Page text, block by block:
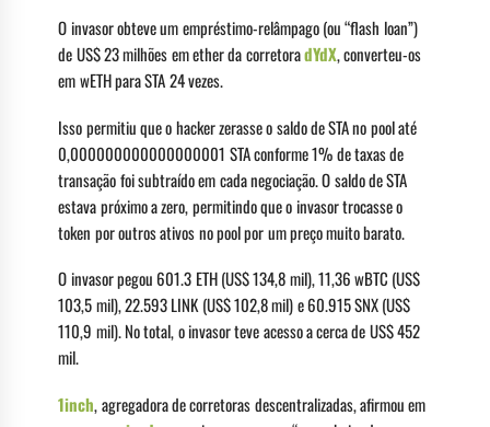
O invasor obteve um empréstimo-relâmpago (ou “flash loan”)
de US$ 23 milhões em ether da corretoradYdX, converteu-os
em wETH para STA 24 vezes.
Isso permitiu que o hacker zerasse o saldo de STA no pool até
0,000000000000000001 STA conforme 1% de taxas de
transação foi subtraído em cada negociação. O saldo de STA
estava próximo a zero, permitindo que o invasor trocasse o
token por outros ativos no pool por um preço muito barato.
O invasor pegou 601.3 ETH (US$ 134,8 mil), 11,36 wBTC (US$
103,5 mil), 22.593 LINK (US$ 102,8 mil) e 60.915 SNX (US$
110,9 mil). No total, o invasor teve acesso a cerca de US$ 452
mil.
1inch, agregadora de corretoras descentralizadas, afirmou em